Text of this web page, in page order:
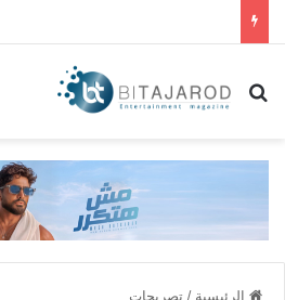
بحث عن
الرئيسية / تصريحات